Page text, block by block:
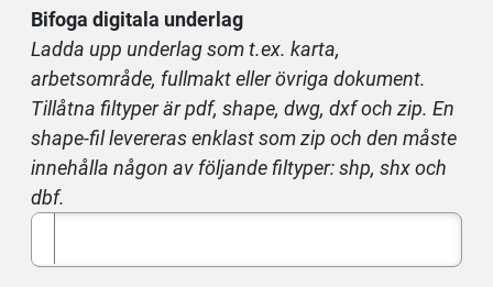
Bifoga digitala underlag
Ladda upp underlag som t.ex. karta,
arbetsområde, fullmakt eller övriga dokument.
Tillåtna filtyper är pdf, shape, dwg, dxf och zip. En
shape-fil levereras enklast som zip och den måste
innehålla någon av följande filtyper: shp, shx och
dbf.